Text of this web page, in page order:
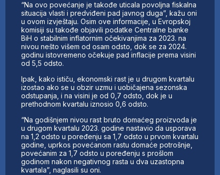
“Na ovo povećanje je takođe uticala povoljna fiskalna
situacija vlasti i predviđeni pad javnog duga”, kažu oni
u ovom izvještaju. Osim ove informacije, u Evropskoj
komisiji su takođe objavili podatke Centralne banke
BiH o stabilnim inflatornim očekivanjima za 2023. na
nivou nešto višem od osam odsto, dok se za 2024.
godinu istovremeno očekuje pad inflacije prema visini
od 5,5 odsto.
Ipak, kako ističu, ekonomski rast je u drugom kvartalu
izostao ako se u obzir uzmu i uobičajena sezonska
odstupanja, i na visini je od 0,7 odsto, dok je u
prethodnom kvartalu iznosio 0,6 odsto.
“Na godišnjem nivou rast bruto domaćeg proizvoda je
u drugom kvartalu 2023. godine nastavio da usporava
na 1,2 odsto u poređenju sa 1,7 odsto u prvom kvartalu
godine, uprkos povećanom rastu domaće potrošnje,
povećanim za 1,7 odsto u poređenju s prošlom
godinom nakon negativnog rasta u dva uzastopna
kvartala”, naglasili su oni.